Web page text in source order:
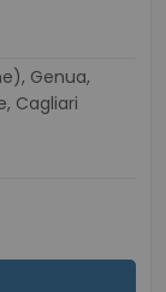
Cagliari